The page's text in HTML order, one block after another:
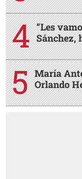
“Les
Sánchez,
María
Orlando